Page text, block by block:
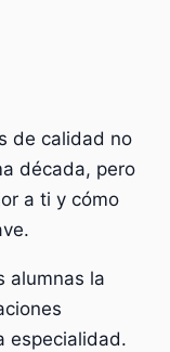
de calidad no
década, pero
a ti y cómo
alumnas la
especialidad.